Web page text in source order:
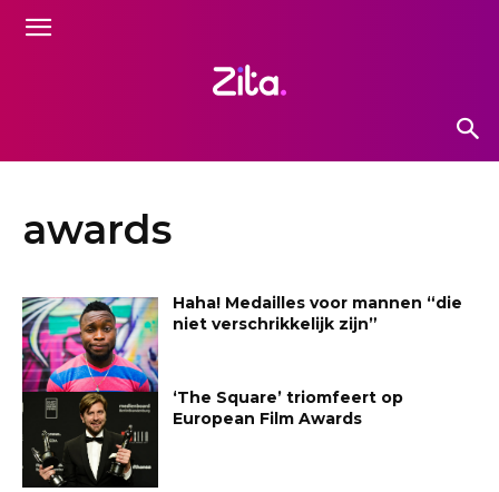
awards
Haha! Medailles voor mannen “die
niet verschrikkelijk zijn”
‘The Square’ triomfeert op
European Film Awards